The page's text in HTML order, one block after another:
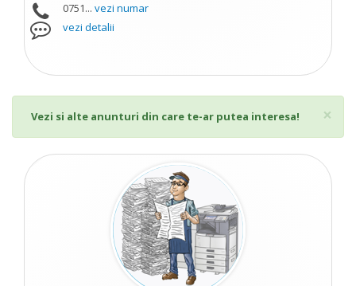
0751... vezi numar
vezi detalii
×
Vezi si alte anunturi din care te-ar putea interesa!